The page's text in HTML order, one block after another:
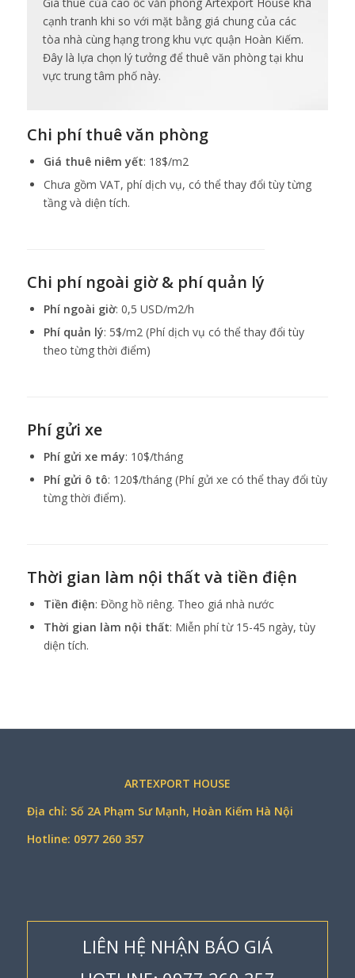
cạnh tranh khi so với mặt bằng giá chung của các
tòa nhà cùng hạng trong khu vực quận Hoàn Kiếm.
Đây là lựa chọn lý tưởng để thuê văn phòng tại khu
vực trung tâm phố này.
Giá thuê niêm yết
: 18$/m2
Chưa gồm VAT, phí dịch vụ, có thể thay đổi tùy từng
tầng và diện tích.
Phí ngoài giờ
: 0,5 USD/m2/h
Phí quản lý: 5$/m2 (Phí dịch vụ có thể thay đổi tùy
theo từng thời điểm)
Phí gửi xe máy
Phí gửi ô tô: 120$/tháng (Phí gửi xe có thể thay đổi tùy
từng thời điểm).
Tiền điện
: Đồng hồ riêng. Theo giá nhà nước
Thời gian làm nội thất: Miễn phí từ 15-45 ngày, tùy
diện tích.
LIÊN HỆ NHẬN BÁO GIÁ
HOTLINE: 0977 260 357